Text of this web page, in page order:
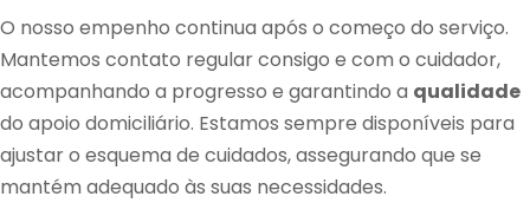
O nosso empenho continua após o começo do serviço.
Mantemos contato regular consigo e com o cuidador,
acompanhando a progresso e garantindo a qualidade
do apoio domiciliário. Estamos sempre disponíveis para
ajustar o esquema de cuidados, assegurando que se
mantém adequado às suas necessidades.